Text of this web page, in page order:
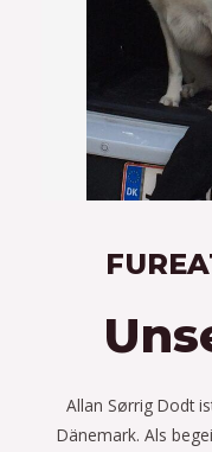
Allan Sørrig Dodt
Dänemark. Als